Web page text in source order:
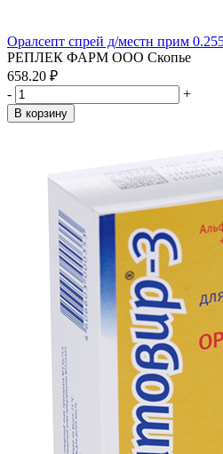
Оралсепт спрей д/местн прим
РЕПЛЕК ФАРМ ООО Скопье
658.20 ₽
-
+
В корзину